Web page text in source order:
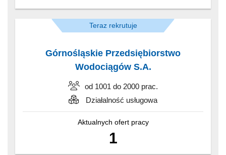
Teraz rekrutuje
Górnośląskie Przedsiębiorstwo
Wodociągów S.A.
od 1001 do 2000 prac.
Działalność usługowa
Aktualnych ofert pracy
1